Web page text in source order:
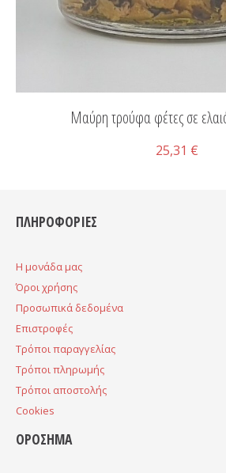
Μαύρη τρούφα φέτες σε
25,31 €
ΠΛΗΡΟΦΟΡΙΕΣ
H μονάδα μας
Όροι χρήσης
Προσωπικά δεδομένα
Επιστροφές
Τρόποι παραγγελίας
Τρόποι πληρωμής
Τρόποι αποστολής
Cookies
ΟΡΟΣΗΜΑ